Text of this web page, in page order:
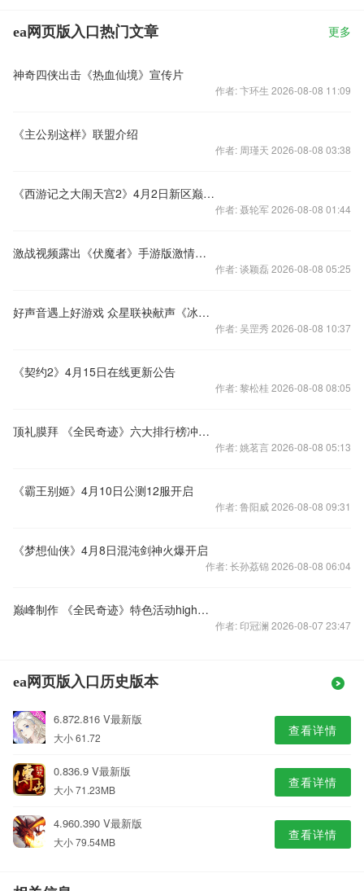
ea网页版入口热门文章 更多
神奇四侠出击《热血仙境》宣传片
作者: 卞环生 2026-08-08 11:09
《主公别这样》联盟介绍
作者: 周瑾天 2026-08-08 03:38
《西游记之大闹天宫2》4月2日新区巅峰对决
作者: 聂轮军 2026-08-08 01:44
激战视频露出《伏魔者》手游版激情副本团战
作者: 谈颖磊 2026-08-08 05:25
好声音遇上好游戏 众星联袂献声《冰火世界》
作者: 吴罡秀 2026-08-08 10:37
《契约2》4月15日在线更新公告
作者: 黎松桂 2026-08-08 08:05
顶礼膜拜 《全民奇迹》六大排行榜冲起来
作者: 姚茗言 2026-08-08 05:13
《霸王别姬》4月10日公测12服开启
作者: 鲁阳威 2026-08-08 09:31
《梦想仙侠》4月8日混沌剑神火爆开启
作者: 长孙荔锦 2026-08-08 06:04
巅峰制作 《全民奇迹》特色活动high不停
作者: 印冠澜 2026-08-07 23:47
ea网页版入口历史版本
6.872.816 V最新版
大小 61.72 查看详情
0.836.9 V最新版
大小 71.23MB 查看详情
4.960.390 V最新版
大小 79.54MB 查看详情